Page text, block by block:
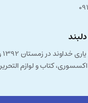
کتاب و لوازم